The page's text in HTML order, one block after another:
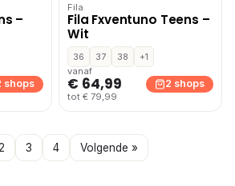
–
shops
Fila
Fila Fxventuno Teens –
Wit
36 37 38
+1
vanaf
€ 64,99
tot € 79,99
2 shops
2 3 4 Volgende »